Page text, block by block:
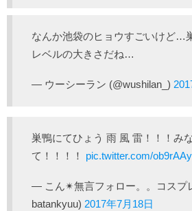
なんか池袋のヒョウすごいけど…
レベルの大きさだね…
— ウーシーラン (@wushilan_)
巣鴨にてひょう 雨 風 雷！！！み
て！！！！ pic.twitter.com/
— こん✴︎無言フォロー。。コスプ
batankyuu) 2017年7月18日